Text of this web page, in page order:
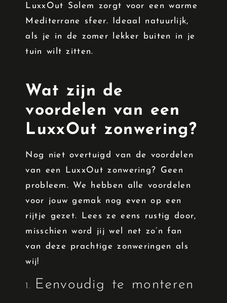
LuxxOut Solem zorgt voor een warme
Mediterrane sfeer. Ideaal natuurlijk,
als je in de zomer lekker buiten in je
tuin wilt zitten.
Wat zijn de
voordelen van een
LuxxOut zonwering?
Nog niet overtuigd van de voordelen
van een LuxxOut zonwering? Geen
probleem. We hebben alle voordelen
voor jouw gemak nog even op een
rijtje gezet. Lees ze eens rustig door,
misschien word jij wel net zo’n fan
van deze prachtige zonweringen als
wij!
1. Eenvoudig te monteren